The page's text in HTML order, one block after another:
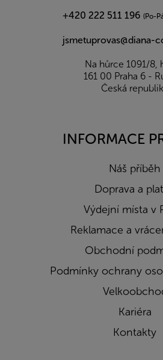
+420 222 511 196 (Po-
jsmetuprovas@diana-
Na hůrce 1091/8,
161 00 Praha 6 -
Česká
INFORMACE
Náš příběh
Doprava a
Výdejní místa v
Reklamace a
Obchodní
Podmínky ochrany
Kariéra
Kontakty